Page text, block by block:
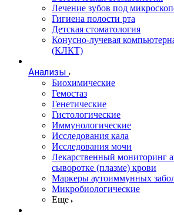
Лечение зубов под
Гигиена полости рта
Детская стоматология
Конусно-лучевая
(КЛКТ)
Анализы
Биохимические
Гемостаз
Генетические
Гистологические
Иммунологические
Исследования кала
Исследования мочи
Лекарственный мониторинг
сыворотке (плазме) крови
Маркеры аутоиммунных
Микробиологические
Еще